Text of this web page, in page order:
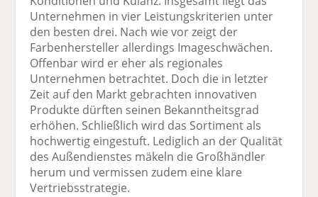
Unternehmen in vier Leistungskriterien unter
den besten drei. Nach wie vor zeigt der
Farbenhersteller allerdings Imageschwächen.
Offenbar wird er eher als regionales
Unternehmen betrachtet. Doch die in letzter
Zeit auf den Markt gebrachten innovativen
Produkte dürften seinen Bekanntheitsgrad
erhöhen. Schließlich wird das Sortiment als
hochwertig eingestuft. Lediglich an der Qualität
des Außendienstes mäkeln die Großhändler
herum und vermissen zudem eine klare
Vertriebsstrategie.